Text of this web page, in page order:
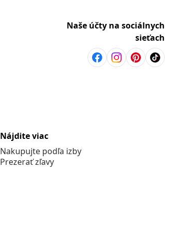
Naše účty na sociálnych
sieťach
Nájdite viac
Nakupujte podľa izby
Prezerať zľavy